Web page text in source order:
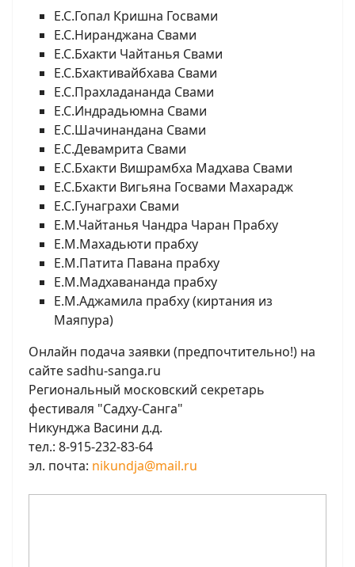
Е.С.Гопал Кришна Госвами
Е.С.Ниранджана Свами
Е.С.Бхакти Чайтанья Свами
Е.С.Бхактивайбхава Свами
Е.С.Прахладананда Свами
Е.С.Индрадьюмна Свами
Е.С.Шачинандана Свами
Е.С.Девамрита Свами
Е.С.Бхакти Вишрамбха Мадхава Свами
Е.С.Бхакти Вигьяна Госвами Махарадж
Е.С.Гунаграхи Свами
Е.М.Чайтанья Чандра Чаран Прабху
Е.М.Махадьюти прабху
Е.М.Патита Павана прабху
Е.М.Мадхавананда прабху
Е.М.Аджамила прабху (киртания из
Маяпура)
Онлайн подача заявки (предпочтительно!) на
сайте sadhu-sanga.ru
Региональный московский секретарь
фестиваля "Садху-Санга"
Никунджа Васини д.д.
тел.: 8-915-232-83-64
эл. почта: nikundja@mail.ru